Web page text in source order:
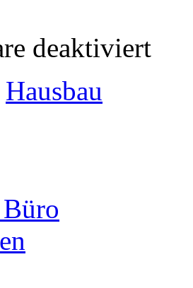
deaktiviert
Hausbau